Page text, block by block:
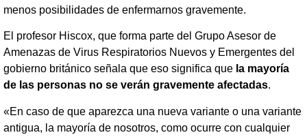
menos posibilidades de enfermarnos gravemente.
El profesor Hiscox, que forma parte del Grupo Asesor de
Amenazas de Virus Respiratorios Nuevos y Emergentes del
gobierno británico señala que eso significa que la mayoría
de las personas no se verán gravemente afectadas.
«En caso de que aparezca una nueva variante o una variante
antigua, la mayoría de nosotros, como ocurre con cualquier